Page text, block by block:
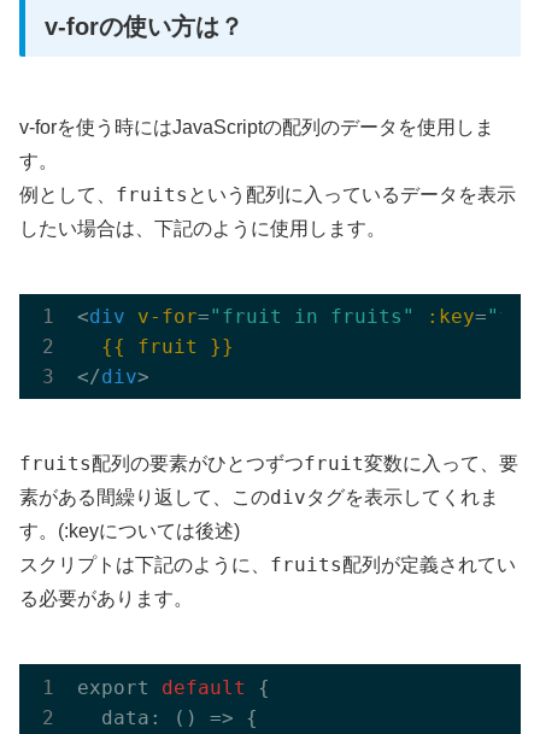
v-forの使い方は？
v-forを使う時にはJavaScriptの配列のデータを使用しま
す。
例として、 fruits という配列に入っているデータを表示
したい場合は、下記のように使用します。
<div v-for="fruit in fruits" :key=
{{ fruit }}
</div>
fruits配列の要素がひとつずつfruit変数に入って、要
素がある間繰り返して、このdivタグを表示してくれま
す。(:keyについては後述)
スクリプトは下記のように、 fruits配列が定義されてい
る必要があります。
export default {
  data: () => {